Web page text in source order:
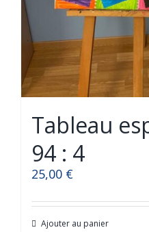
Tableau
94 : 4
25,00 €
Ajouter au panier